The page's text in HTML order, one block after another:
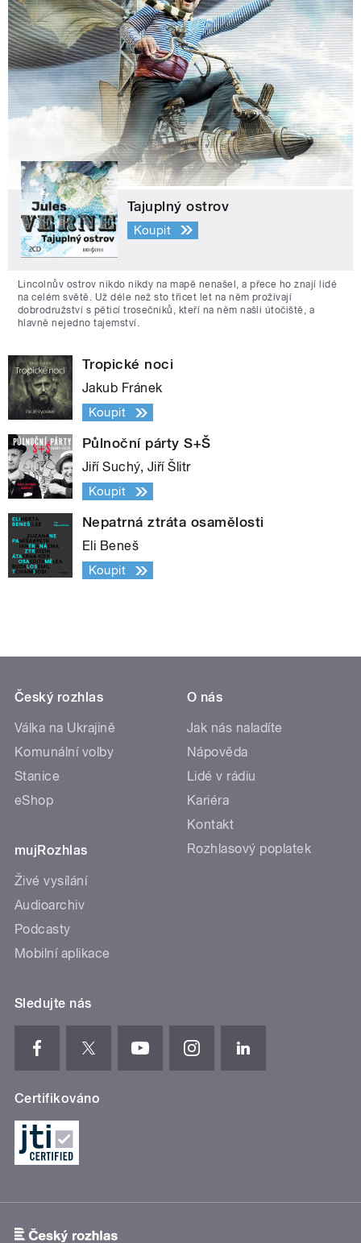
Tajuplný ostrov
Koupit
Lincolnův ostrov nikdo nikdy na mapě nenašel, a přece ho znají lidé
na celém světě. Už déle než sto třicet let na něm prožívají
dobrodružství s pěticí trosečníků, kteří na něm našli útočiště, a
hlavně nejedno tajemství.
Tropické noci
Jakub Fránek
Koupit
Půlnoční párty S+Š
Jiří Suchý, Jiří Šlitr
Koupit
Nepatrná ztráta osamělosti
Eli Beneš
Koupit
Český rozhlas
Válka na Ukrajině
Komunální volby
Stanice
eShop
mujRozhlas
Živé vysílání
Audioarchiv
Podcasty
Mobilní aplikace
O nás
Jak nás naladíte
Nápověda
Lidé v rádiu
Kariéra
Kontakt
Rozhlasový poplatek
Sledujte nás
Certifikováno